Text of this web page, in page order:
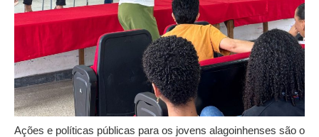
Ações e políticas públicas para os jovens alagoinhenses são o